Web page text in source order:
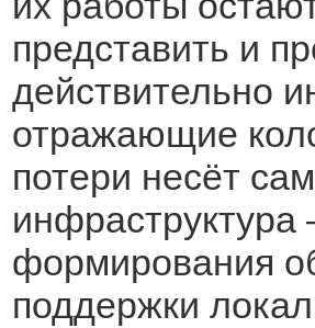
представить и
действительно
отражающие
потери несёт
формирования
поддержки